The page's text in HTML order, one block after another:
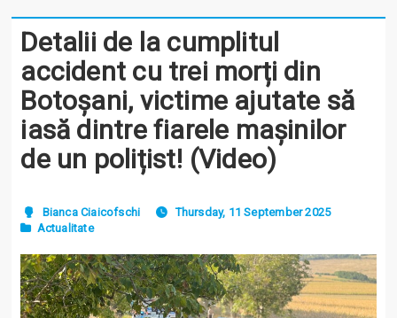
Detalii de la cumplitul
accident cu trei morți din
Botoșani, victime ajutate să
iasă dintre fiarele mașinilor
de un polițist! (Video)
Bianca Ciaicofschi
Thursday, 11 September 2025
Actualitate